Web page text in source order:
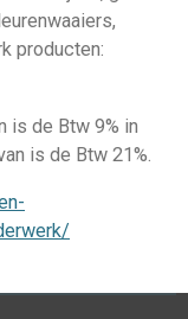
producten:
is de Btw 9% in
is de Btw 21%.